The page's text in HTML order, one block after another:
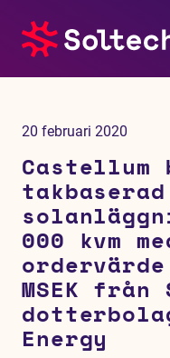
Tjänster
Referensprojekt
Investerare
Hållbarhet
20 februari 2020
takbaserad
000 kvm
MSEK från
Energy